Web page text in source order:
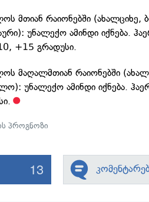
მთიან რაიონებში (ახალციხე,
უნალექო ამინდი იქნება.
+15 გრადუსი.
მაღალმთიან რაიონებში
უნალექო ამინდი იქნება.
პროგნოზი
13